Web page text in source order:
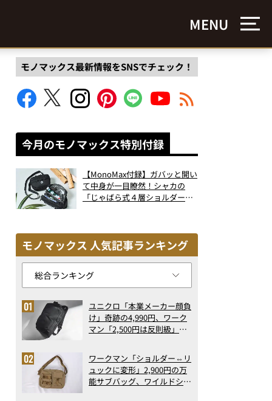
MENU
モノマックス最新情報をSNSでチェック！
今月のモノマックス特別付録
【MonoMax付録】ガバッと開い
て中身が一目瞭然！シャカの
「じゃばら式４層ショルダーバ
モノマックス 人気記事ランキング
ユニクロ「本業メーカー顔負
け」奇跡の4,990円、ワーク
マン「2,500円は反則級」凄
ト3】（2026年6月版）
ワークマン「ショルダー⇔リ
ュックに変形」2,900円の万
能サブバッグ、ワイルドシン